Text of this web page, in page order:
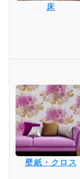
床
壁紙・クロス